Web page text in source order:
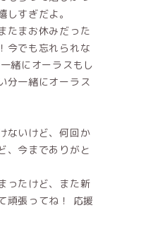
すぎだよ。
たまお休みだった
今でも忘れられな
緒にオーラスもし
分一緒にオーラス
ないけど、何回か
、今までありがと
ったけど、また新
頑張ってね！ 応援